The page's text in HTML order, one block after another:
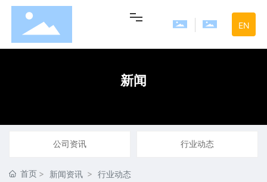
新闻中心
EN
新闻
公司资讯 行业动态
首页 新闻资讯
行业动态